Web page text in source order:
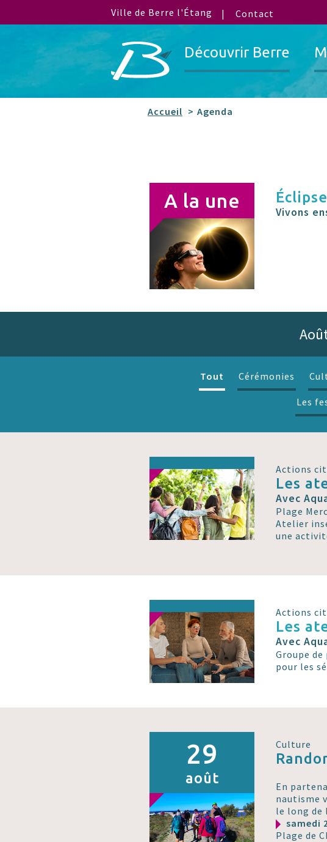
Ville de Berre l'Étang Contact
Découvrir Berre
Accueil Agenda
A la une
Vivons
Tout Cérémonies
Les
Actions
Les
Avec
Plage
Atelier
une
Actions
Les
Avec
Groupe
pour les
29
août
Culture
En
nautisme
le long de
samedi
Plage de